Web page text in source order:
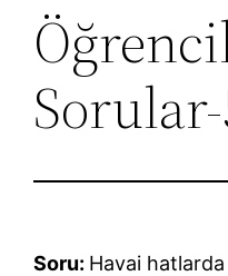
Soru: Havai